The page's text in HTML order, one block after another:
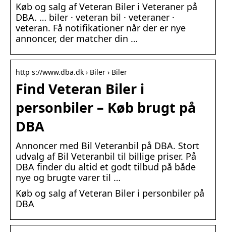
Køb og salg af Veteran Biler i Veteraner på
DBA. … biler · veteran bil · veteraner ·
veteran. Få notifikationer når der er nye
annoncer, der matcher din …
http s://www.dba.dk › Biler › Biler
Find Veteran Biler i
personbiler – Køb brugt på
DBA
Annoncer med Bil Veteranbil på DBA. Stort
udvalg af Bil Veteranbil til billige priser. På
DBA finder du altid et godt tilbud på både
nye og brugte varer til …
Køb og salg af Veteran Biler i personbiler på
DBA